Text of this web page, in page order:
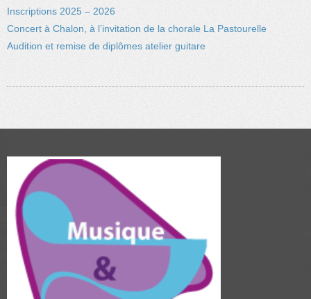
Inscriptions 2025 – 2026
Concert à Chalon, à l’invitation de la chorale La Pastourelle
Audition et remise de diplômes atelier guitare